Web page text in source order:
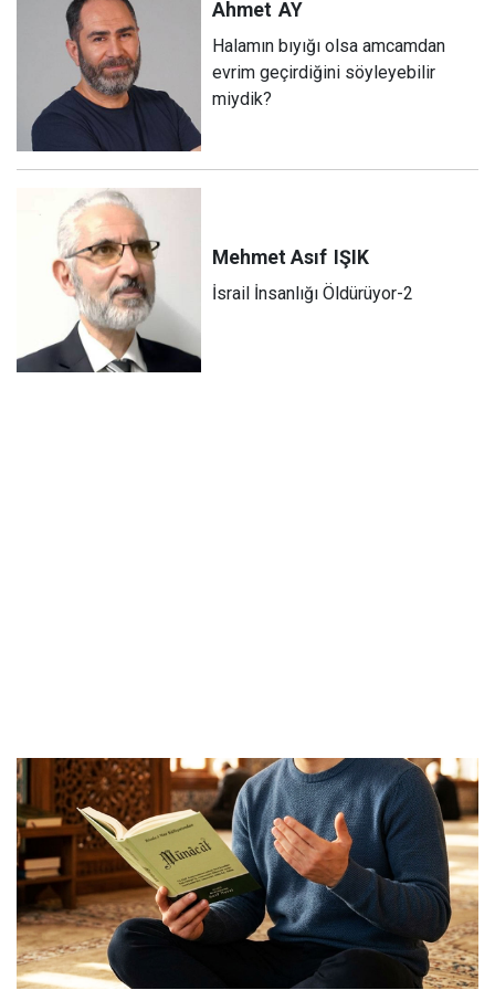
Ahmet AY
Halamın bıyığı olsa amcamdan
evrim geçirdiğini söyleyebilir
miydik?
Mehmet Asıf IŞIK
İsrail İnsanlığı Öldürüyor-2